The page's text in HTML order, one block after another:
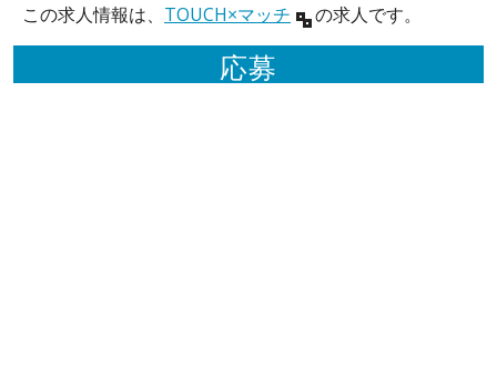
この求人情報は、 TOUCH×マッチ の求人です。
応募